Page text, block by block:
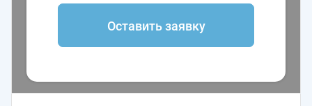
Оставить заявку